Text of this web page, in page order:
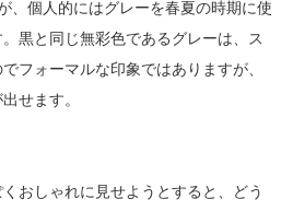
、個人的にはグレーを春夏の時期に使
黒と同じ無彩色であるグレーは、ス
フォーマルな印象ではありますが、
せます。
おしゃれに見せようとすると、どう